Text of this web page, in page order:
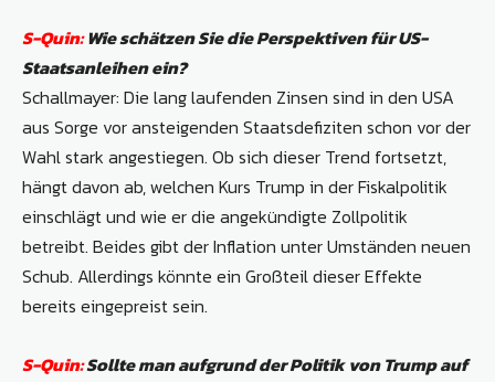
S-Quin:Wie schätzen Sie die Perspektiven für US-
Staatsanleihen ein?
Schallmayer: Die lang laufenden Zinsen sind in den USA
aus Sorge vor ansteigenden Staatsdefiziten schon vor der
Wahl stark angestiegen. Ob sich dieser Trend fortsetzt,
hängt davon ab, welchen Kurs Trump in der Fiskalpolitik
einschlägt und wie er die angekündigte Zollpolitik
betreibt. Beides gibt der Inflation unter Umständen neuen
Schub. Allerdings könnte ein Großteil dieser Effekte
bereits eingepreist sein.
S-Quin:Sollte man aufgrund der Politik von Trump auf